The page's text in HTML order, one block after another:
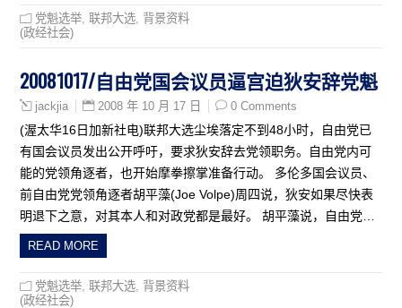
党魁选举 联邦大选 背景资料
(政经社会)
20081017/自由党国会议员逼宫迫狄安辞党魁
jackjia 2008 年 10 月 17 日 0 Comments
(渥太华16日加新社电)联邦大选尘埃落定不到48小时，自由党已
有国会议员发出公开呼吁，要求狄安辞去党领职务。自由党内可
能的党领角逐者，也开始摩拳擦掌准备行动。 多伦多国会议员、
前自由党党领角逐者胡平藻(Joe Volpe)周四说，狄安如果尽快表
明退下之意，对其本人和对政党都是最好。 胡平藻说，自由党…
READ MORE
党魁选举 联邦大选 背景资料
(政经社会)